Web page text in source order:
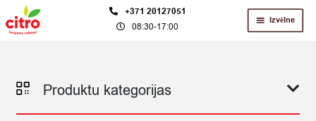
Skip
to
Skip
to
+371 20127051
08:30-17:00
Izvēlne
Produktu kategorijas